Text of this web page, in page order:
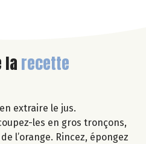
larecette
extraire le jus.
les en gros tronçons,
l’orange. Rincez, épongez